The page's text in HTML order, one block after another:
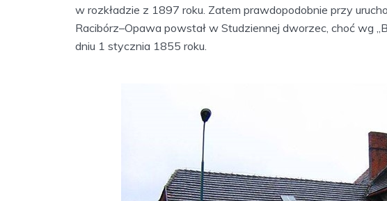
w rozkładzie z 1897 roku. Zatem prawdopodobnie przy
Racibórz–Opawa powstał w Studziennej dworzec, choć wg
dniu 1 stycznia 1855 roku.